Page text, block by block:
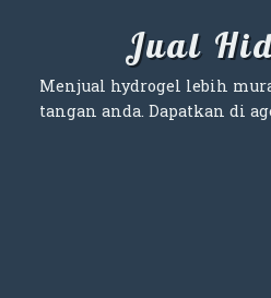
Jual
Menjual hydrogel lebih
tangan anda. Dapatkan di